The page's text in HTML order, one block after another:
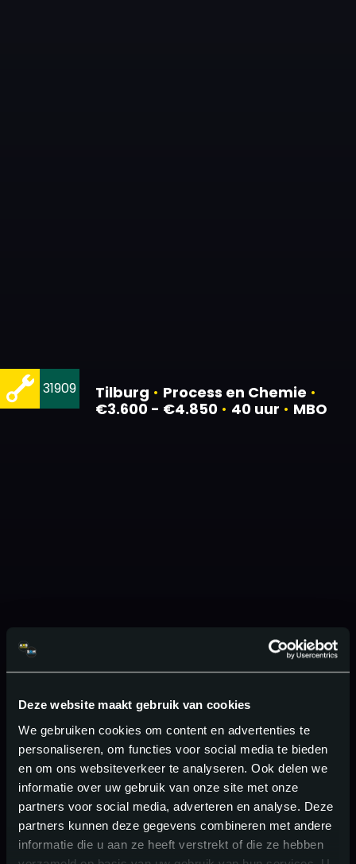
Deze website maakt gebruik van cookies
We gebruiken cookies om content en advertenties te
personaliseren, om functies voor social media te bieden
en om ons websiteverkeer te analyseren. Ook delen we
informatie over uw gebruik van onze site met onze
partners voor social media, adverteren en analyse. Deze
partners kunnen deze gegevens combineren met andere
informatie die u aan ze heeft verstrekt of die ze hebben
Tilburg • Process en Chemie •
€3.600 - €4.850 • 40 uur • MBO
31909